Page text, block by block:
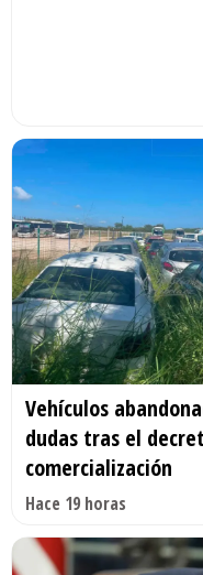
Vehículos
dudas tras el
comercialización
Hace 19 horas